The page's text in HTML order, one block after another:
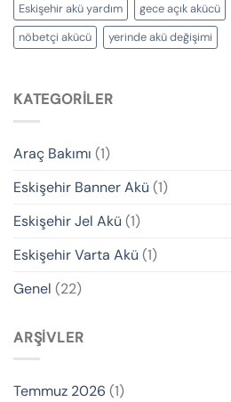
Eskişehir akü yardım
gece açık akücü
nöbetçi akücü
yerinde akü değişimi
KATEGORILER
Araç Bakımı (1)
Eskişehir Banner Akü (1)
Eskişehir Jel Akü (1)
Eskişehir Varta Akü (1)
Genel (22)
ARŞIVLER
Temmuz 2026 (1)